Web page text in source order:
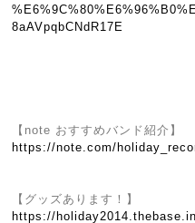
8aAVpqbCNdR17E
【note おすすめバンド紹介】
https://note.com/
【グッズあります！】
https://